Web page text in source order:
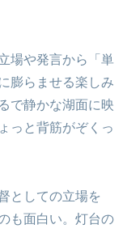
場や発言から「単
膨らませる楽しみ
で静かな湖面に映
っと背筋がぞくっ
としての立場を
も面白い。灯台の